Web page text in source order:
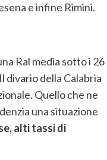
e infine Rimini.
Ral media sotto i 26
divario della Calabria
Quello che ne
una situazione
alti tassi di